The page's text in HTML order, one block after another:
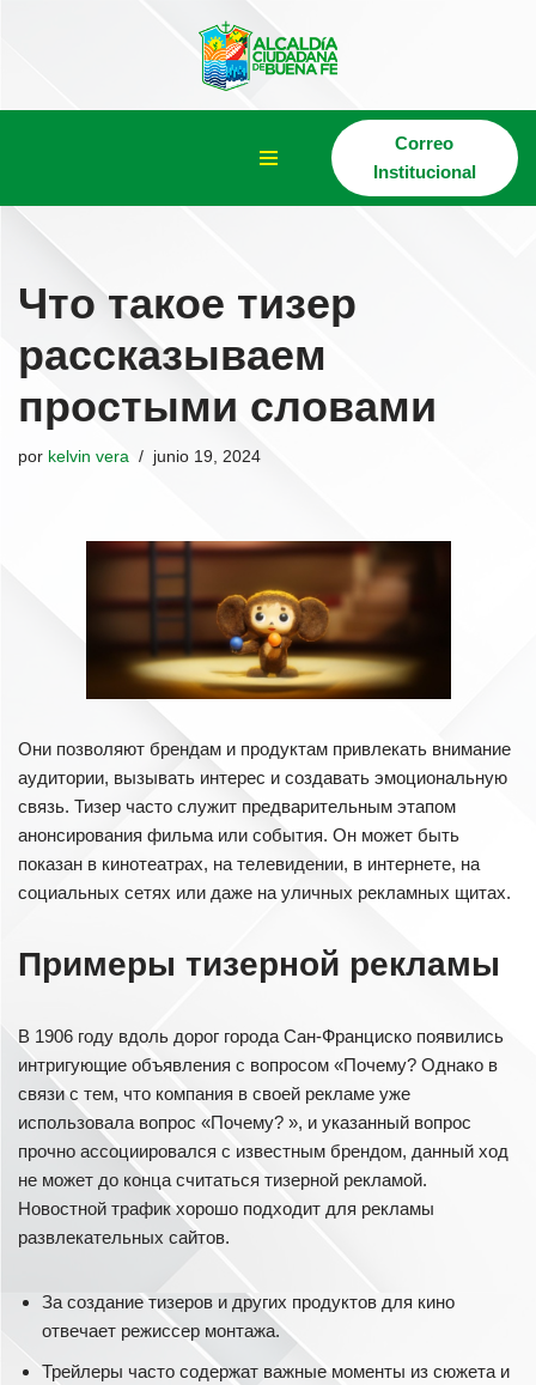
Correo
Institucional
Что такое тизер
рассказываем
простыми словами
por kelvin vera junio 19, 2024
Они позволяют брендам и продуктам привлекать внимание
аудитории, вызывать интерес и создавать эмоциональную
связь. Тизер часто служит предварительным этапом
анонсирования фильма или события. Он может быть
показан в кинотеатрах, на телевидении, в интернете, на
социальных сетях или даже на уличных рекламных щитах.
Примеры тизерной рекламы
В 1906 году вдоль дорог города Сан-Франциско появились
интригующие объявления с вопросом «Почему? Однако в
связи с тем, что компания в своей рекламе уже
использовала вопрос «Почему? », и указанный вопрос
прочно ассоциировался с известным брендом, данный ход
не может до конца считаться тизерной рекламой.
Новостной трафик хорошо подходит для рекламы
развлекательных сайтов.
За создание тизеров и других продуктов для кино
отвечает режиссер монтажа.
Трейлеры часто содержат важные моменты из сюжета и